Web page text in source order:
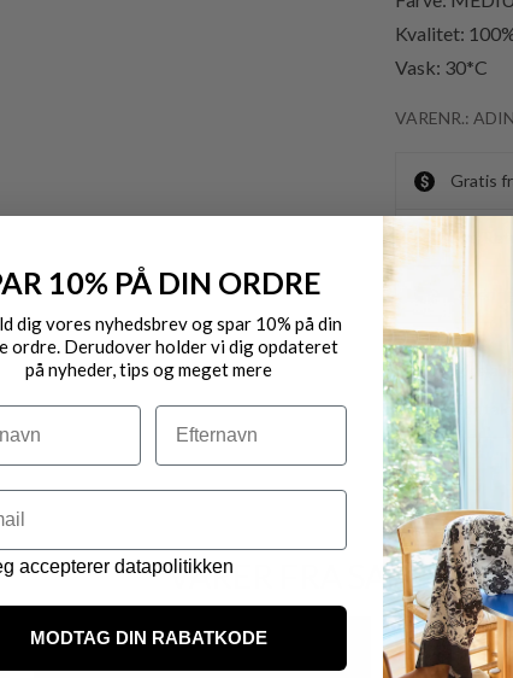
Kvalitet:
Vask: 30*C
VARENR.:
Gratis
Byt/
OBS.
Ikke
VARER FRA SAMME
Nyhed Nyhed
10% PÅ DIN ORDRE
dig vores nyhedsbrev og spar 10% på din
ordre. Derudover holder vi dig opdateret
på nyheder, tips og meget mere
Efternavn
accepterer datapolitikken
MODTAG DIN RABATKODE